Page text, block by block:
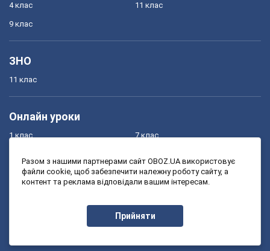
4 клас
9 клас
11 клас
ЗНО
11 клас
Онлайн уроки
1 клас
3 клас
7 клас
9 клас
Разом з нашими партнерами сайт OBOZ.UA використовує
файли cookie, щоб забезпечити належну роботу сайту, а
контент та реклама відповідали вашим інтересам.
Прийняти